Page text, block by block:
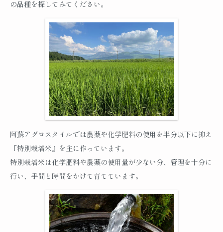
の品種を探してみてください。
阿蘇アグロスタイルでは農薬や化学肥料の使用を半分以下に抑え
『特別栽培米』を主に作っています。
特別栽培米は化学肥料や農薬の使用量が少ない分、管理を十分に
行い、手間と時間をかけて育てています。